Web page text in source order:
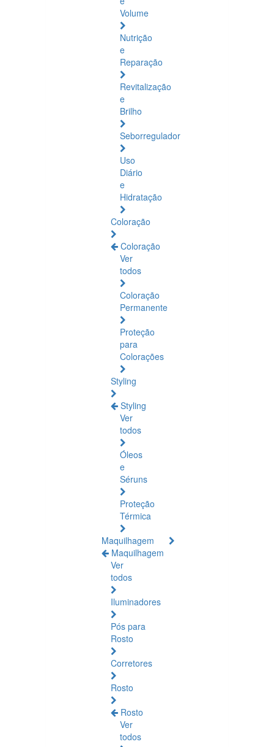
Volume
Nutrição
e
Reparação
Revitalização
e
Brilho
Seborregulador
Uso
Diário
e
Hidratação
Coloração
Coloração
Ver
todos
Coloração
Permanente
Proteção
para
Colorações
Styling
Styling
Ver
todos
Óleos
e
Séruns
Proteção
Térmica
Maquilhagem
Maquilhagem
Ver
todos
Iluminadores
Pós para
Rosto
Corretores
Rosto
Rosto
Ver
todos